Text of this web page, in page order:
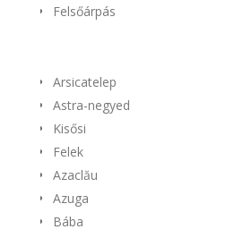
Felsőárpás
Arsicatelep
Astra-negyed
Kisősi
Felek
Azaclău
Azuga
Bába